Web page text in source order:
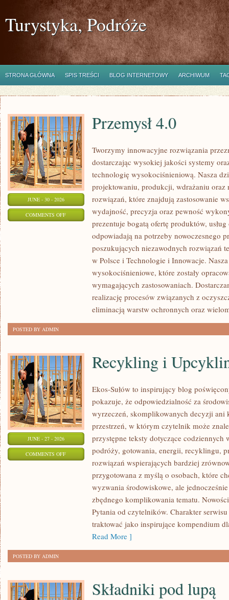
Turystyka, Podróże
STRONA GŁÓWNA SPIS TREŚCI BLOG INTERNETOWY ARCHIWUM
JUNE - 30 - 2026
COMMENTS OFFON
PRZEMYSŁ
Przemysł 4.0
Tworzymy innowacyjne rozwiązania
dostarczając wysokiej jakości systemy
technologię wysokociśnieniową. Nasza
projektowaniu, produkcji, wdrażaniu oraz
rozwiązań, które znajdują zastosowanie
wydajność, precyzja oraz pewność
prezentuje bogatą ofertę produktów,
odpowiadają na potrzeby nowoczesnego
poszukujących niezawodnych rozwiązań
w Polsce i Technologie i Innowacje.
wysokociśnieniowe, które zostały
wymagających zastosowaniach.
realizację procesów związanych z
eliminacją warstw ochronnych oraz
POSTED BY ADMIN
JUNE - 27 - 2026
COMMENTS OFFON
RECYKLING
UPCYKLING
Recykling i
Ekos-Sułów to inspirujący blog
pokazuje, że odpowiedzialność za
wyrzeczeń, skomplikowanych decyzji ani
przestrzeń, w którym czytelnik może
przystępne teksty dotyczące
podróży, gotowania, energii, recyklingu,
rozwiązań wspierających bardziej
przygotowana z myślą o osobach, które
wyzwania środowiskowe, ale
zbędnego komplikowania tematu.
Pytania od czytelników. Charakter
traktować jako inspirujące kompendium
Read More ]
POSTED BY ADMIN
Składniki pod lupą